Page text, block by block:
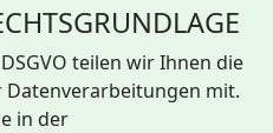
teilen wir Ihnen die
mit.
in der